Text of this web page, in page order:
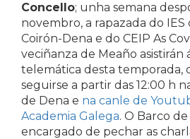
Concello; unha semana
novembro, a rapazada do IES
Coirón-Dena e do CEIP As
veciñanza de Meaño asistirán
telemática desta temporada,
seguirse a partir das 12:00 h
de Dena e na canle de
Academia Galega. O Barco
encargado de pechar as